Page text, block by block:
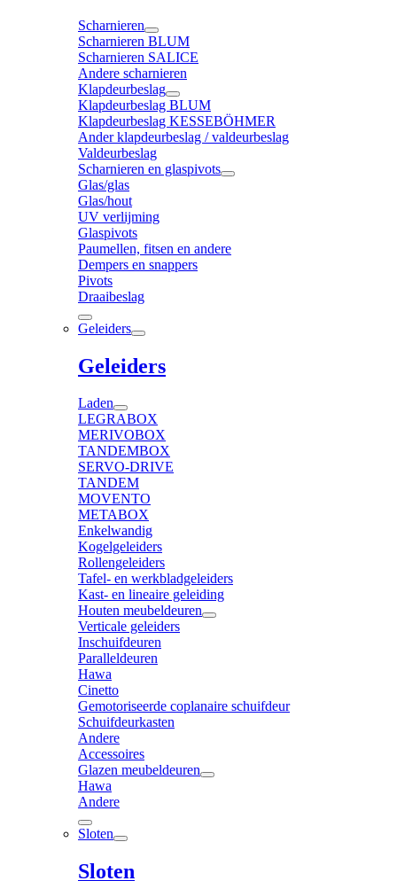
Scharnieren
Scharnieren BLUM
Scharnieren SALICE
Andere scharnieren
Klapdeurbeslag
Klapdeurbeslag BLUM
Klapdeurbeslag KESSEBÖHMER
Ander klapdeurbeslag / valdeurbeslag
Valdeurbeslag
Scharnieren en glaspivots
Glas/glas
Glas/hout
UV verlijming
Glaspivots
Paumellen, fitsen en andere
Dempers en snappers
Pivots
Draaibeslag
Geleiders
Geleiders
Laden
LEGRABOX
MERIVOBOX
TANDEMBOX
SERVO-DRIVE
TANDEM
MOVENTO
METABOX
Enkelwandig
Kogelgeleiders
Rollengeleiders
Tafel- en werkbladgeleiders
Kast- en lineaire geleiding
Houten meubeldeuren
Verticale geleiders
Inschuifdeuren
Paralleldeuren
Hawa
Cinetto
Gemotoriseerde coplanaire schuifdeur
Schuifdeurkasten
Andere
Accessoires
Glazen meubeldeuren
Hawa
Andere
Sloten
Sloten